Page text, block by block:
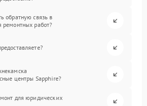
обратную связь в
ремонтных работ?
центры Sapphire?
для юридических